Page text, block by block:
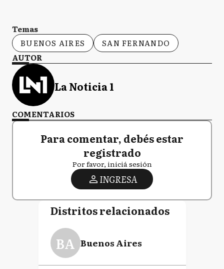
Temas
BUENOS AIRES
SAN FERNANDO
AUTOR
La Noticia 1
COMENTARIOS
Para comentar, debés estar
registrado
Por favor, iniciá sesión
INGRESA
Distritos relacionados
BA Buenos Aires